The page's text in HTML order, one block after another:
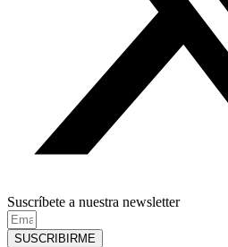
Suscríbete a nuestra newsletter
SUSCRIBIRME